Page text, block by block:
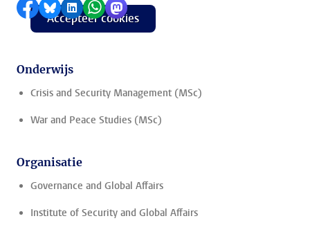
Accepteer cookies
Delen op Facebook
Delen via Bluesky
Delen op LinkedIn
Delen via WhatsApp
Delen via Mastodon
Onderwijs
Crisis and Security Management (MSc)
War and Peace Studies (MSc)
Organisatie
Governance and Global Affairs
Institute of Security and Global Affairs